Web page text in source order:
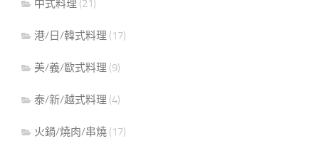
中式料理 (21)
港/日/韓式料理 (17)
美/義/歐式料理 (9)
泰/新/越式料理 (4)
火鍋/燒肉/串燒 (17)